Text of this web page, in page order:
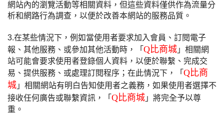
網站內的瀏覽活動等相關資料，但這些資料僅供作為流量分
析和網路行為調查，以便於改善本網站的服務品質。
3.在某些情況下，例如當使用者要求加入會員、訂閱電子
報、其他服務、或參加其他活動時，「 Q比商城 」相關網
站可能會要求使用者登錄個人資料，以便於聯繫、完成交
易、提供服務、或處理訂閱程序；在此情況下，「 Q比商
城 」相關網站有明白告知使用者之義務，如果使用者選擇不
接收任何廣告或聯繫資訊，「 Q比商城 」將完全予以尊
重。